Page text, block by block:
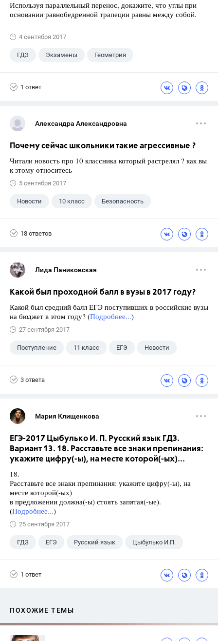
Используя параллельный перенос, докажите, что углы при
основании равнобедренной трапеции равны между собой.
4 сентября 2017
ГДЗ Экзамены Геометрия
1 ответ
Александра Александровна
Почему сейчас школьники такие агрессивные ?
Читали новость про 10 классника который растрелял ? как вы
к этому относитесь
5 сентября 2017
Новости 10 класс Безопасность
18 ответов
Лида Паниковская
Какой был проходной балл в вузы в 2017 году?
Какой был средний балл ЕГЭ поступивших в российские вузы
на бюджет в этом году? (Подробнее...)
27 сентября 2017
Поступление 11 класс ЕГЭ Новости
3 ответа
Мария Клищенкова
ЕГЭ-2017 Цыбулько И. П. Русский язык ГДЗ.
Вариант 13. 18. Расставьте все знаки препинания:
укажите цифру(-ы), на месте которой(-ых)...
18.
Расставьте все знаки препинания: укажите цифру(-ы), на
месте которой(-ых)
в предложении должна(-ы) стоять запятая(-ые).
(Подробнее...)
25 сентября 2017
ГДЗ ЕГЭ Русский язык Цыбулько И.П.
1 ответ
ПОХОЖИЕ ТЕМЫ